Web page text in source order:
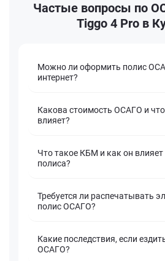
Частые вопросы по
Tiggo 4 Pro в
Можно ли оформить полис
интернет?
Какова стоимость ОСАГО и
влияет?
Что такое КБМ и как он влияет
полиса?
Требуется ли распечатывать
полис ОСАГО?
Какие последствия, если
ОСАГО?